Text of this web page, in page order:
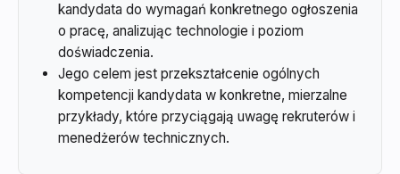
kandydata do wymagań konkretnego ogłoszenia
o pracę, analizując technologie i poziom
doświadczenia.
Jego celem jest przekształcenie ogólnych
kompetencji kandydata w konkretne, mierzalne
przykłady, które przyciągają uwagę rekruterów i
menedżerów technicznych.